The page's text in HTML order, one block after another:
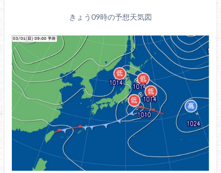
きょう09時の予想天気図